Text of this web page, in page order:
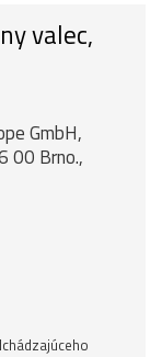
valec,
GmbH,
00 Brno.,